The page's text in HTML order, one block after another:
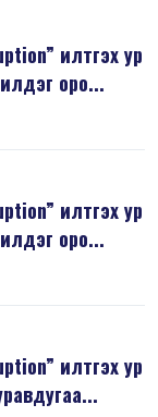
илтгэх ур
оро...
илтгэх ур
оро...
илтгэх ур